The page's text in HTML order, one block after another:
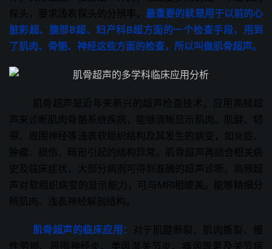
探头，要求浅表探头的分辨率，最重要的就是用于以前的心
脏彩超、腹部B超、妇产科B超方面的一个检查手段，用到
了肌肉、骨骼、神经这些方面的检查，所以叫做肌骨超声。
肌骨超声是近年来新兴的超声检查技术，应用高频超
声来诊断肌肉骨骼系统疾病，能够清晰显示肌肉、肌腱、韧
带、周围神经等浅表软组织结构及其发生的病变，如炎症、
肿瘤、损伤、畸形引起的结构异常。肌骨超声再结合相关病
史及临床症状，大部分病例可得到准确的超声诊断。高频超
声对软组织病变的显示能力，可与MRI相媲美。能够精细分
辨肌肉、浅表神经解剖结构。
肌骨超声的临床应用： 对于肌腱断裂、肌肉撕裂、慢
性劳损、周围神经炎、类风湿关节炎、痛风等累及关节病